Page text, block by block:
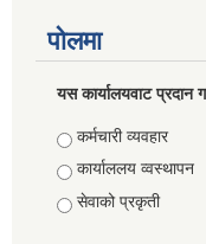
पोलमा
यस कार्यालयवाट प्रदान
Choices
कर्मचारी व्यवहार
कार्याललय व्वस्थापन
सेवाको प्रकृती